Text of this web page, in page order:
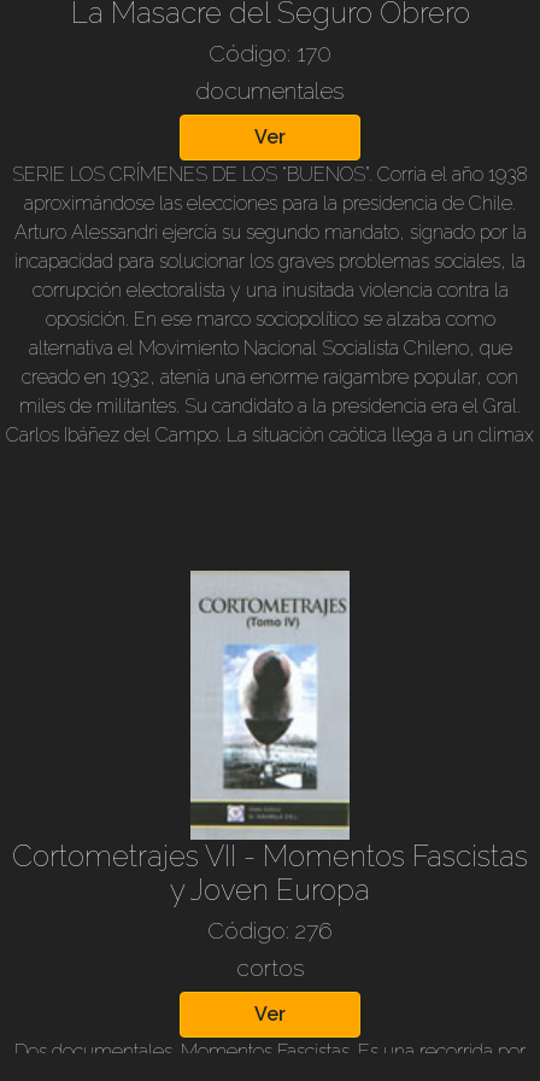
La Masacre del Seguro Obrero
Código: 170
documentales
Ver
SERIE LOS CRÍMENES DE LOS “BUENOS”. Corria el año 1938
aproximándose las elecciones para la presidencia de Chile.
Arturo Alessandri ejercía su segundo mandato, signado por la
incapacidad para solucionar los graves problemas sociales, la
corrupción electoralista y una inusitada violencia contra la
oposición. En ese marco sociopolítico se alzaba como
alternativa el Movimiento Nacional Socialista Chileno, que
creado en 1932, atenía una enorme raigambre popular, con
miles de militantes. Su candidato a la presidencia era el Gral.
Carlos Ibáñez del Campo. La situación caótica llega a un climax
masa, pero entre los cadáveres había algún sobreviviente. He
aquí la entrevista profusamente ilustrada. 80 min. B/n y color,
en castellano.
Cortometrajes VII - Momentos Fascistas
y Joven Europa
Código: 276
cortos
Ver
Dos documentales. Momentos Fascistas. Es una recorrida por